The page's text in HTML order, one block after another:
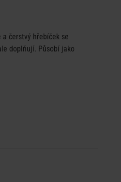
čerstvý hřebíček se
doplňují. Působí jako